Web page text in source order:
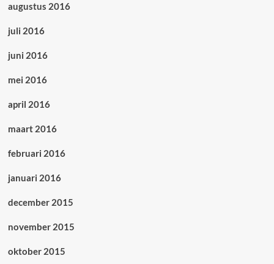
augustus 2016
juli 2016
juni 2016
mei 2016
april 2016
maart 2016
februari 2016
januari 2016
december 2015
november 2015
oktober 2015